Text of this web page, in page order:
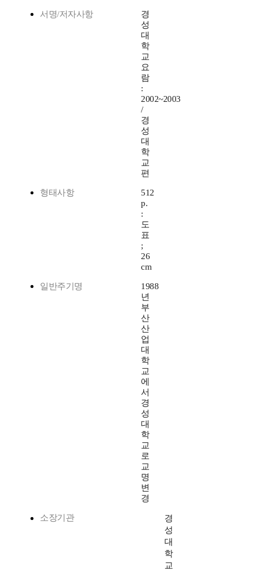
서명/저자사항
경
성
대
학
교
요
람
:
2002~2003
/
경
성
대
학
교
편
형태사항
512
p.
:
도
표
;
26
cm
일반주기명
1988
년
부
산
산
업
대
학
교
에
서
경
성
대
학
교
로
교
명
변
경
소장기관
경
성
대
학
교